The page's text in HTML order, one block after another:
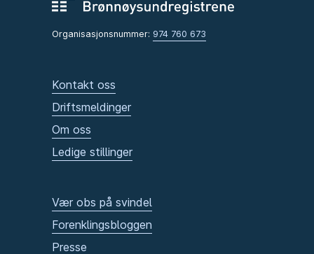
Organisasjonsnummer: 974 760 673
Kontakt oss
Driftsmeldinger
Om oss
Ledige stillinger
Vær obs på svindel
Forenklingsbloggen
Presse